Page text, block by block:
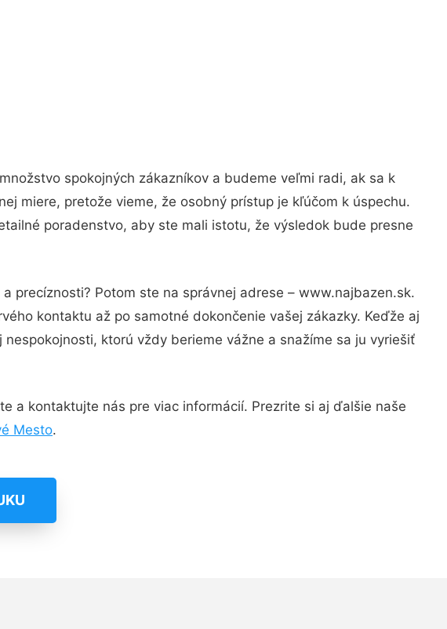
spokojných zákazníkov a budeme veľmi radi, ak sa k
miere, pretože vieme, že osobný prístup je kľúčom k úspechu.
poradenstvo, aby ste mali istotu, že výsledok bude presne
precíznosti? Potom ste na správnej adrese – www.najbazen.sk.
kontaktu až po samotné dokončenie vašej zákazky. Keďže aj
ktorú vždy berieme vážne a snažíme sa ju vyriešiť
a kontaktujte nás pre viac informácií. Prezrite si aj ďalšie naše
Mesto.